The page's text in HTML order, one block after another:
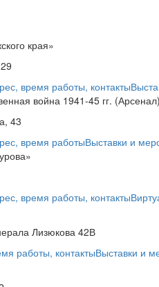
края»
время работы, контакты
война 1941-45 гг.
43
время работыВыставки и
время работы, контакты
Лизюкова 42В
работы, контактыВыставки и